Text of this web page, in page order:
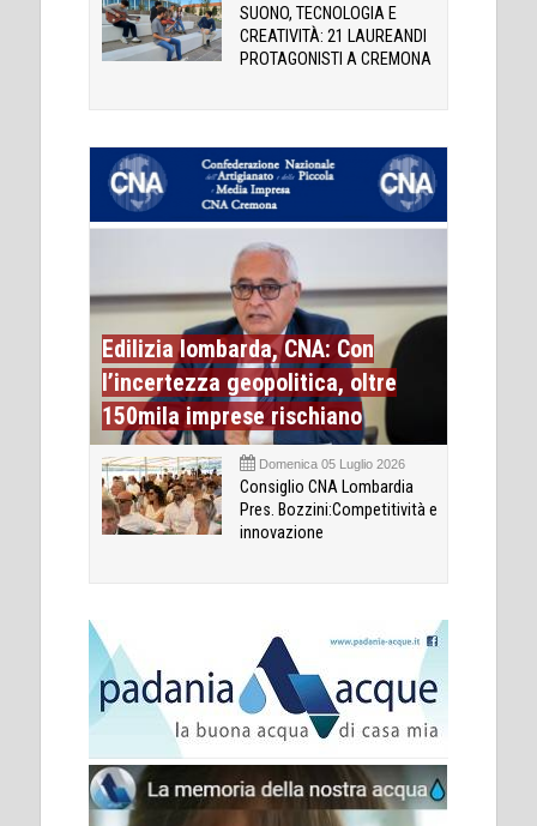
SUONO, TECNOLOGIA E
CREATIVITÀ: 21 LAUREANDI
PROTAGONISTI A CREMONA
Edilizia lombarda, CNA: Con
l’incertezza geopolitica, oltre
150mila imprese rischiano
Domenica 05 Luglio 2026
Consiglio CNA Lombardia
Pres. Bozzini:Competitività e
innovazione